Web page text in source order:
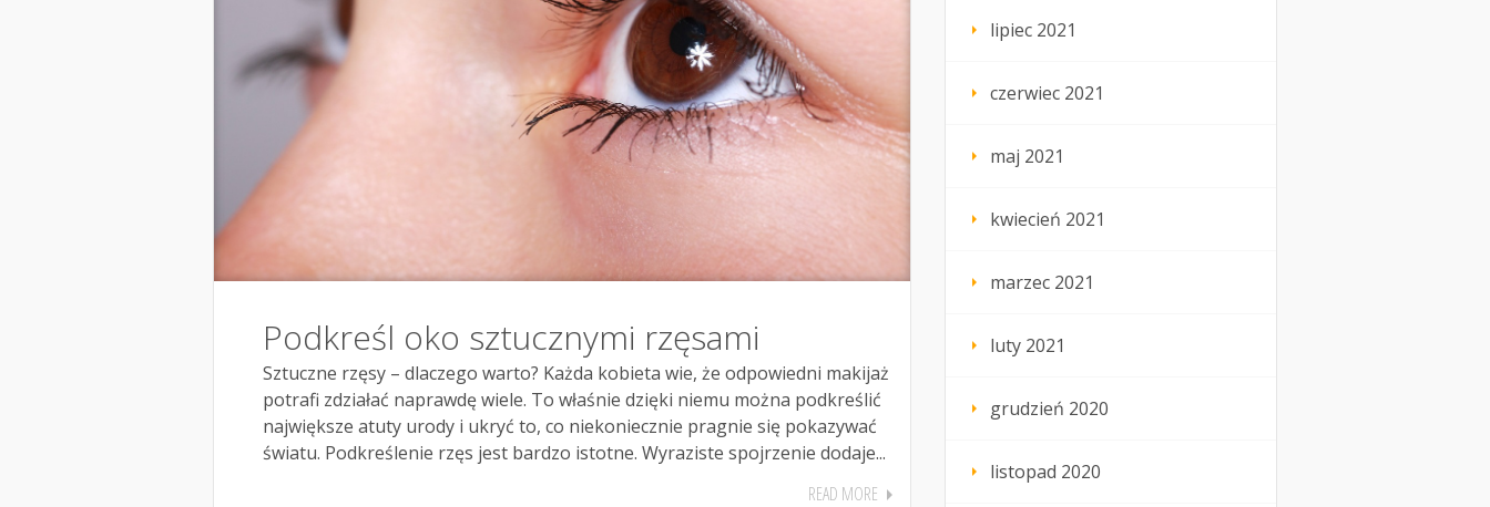
Podkreśl oko sztucznymi rzęsami
Sztuczne rzęsy – dlaczego warto? Każda kobieta wie, że odpowiedni makijaż
potrafi zdziałać naprawdę wiele. To właśnie dzięki niemu można podkreślić
największe atuty urody i ukryć to, co niekoniecznie pragnie się pokazywać
światu. Podkreślenie rzęs jest bardzo istotne. Wyraziste spojrzenie dodaje...
READ MORE
lipiec 2021
czerwiec 2021
maj 2021
kwiecień 2021
marzec 2021
luty 2021
grudzień 2020
listopad 2020